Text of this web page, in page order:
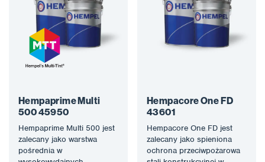
Hempaprime Multi
500 45950
Hempaprime Multi 500 jest
zalecany jako warstwa
pośrednia w
Hempacore One FD
43601
Hempacore One FD jest
zalecany jako spieniona
ochrona przeciwpożarowa